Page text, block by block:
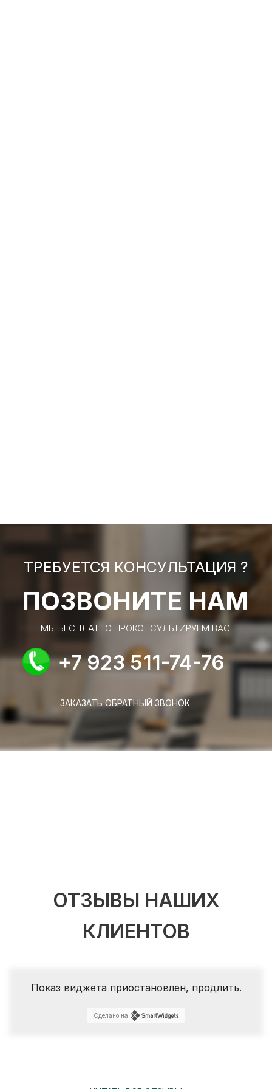
ТРЕБУЕТСЯ КОНСУЛЬТАЦИЯ ?
ПОЗВОНИТЕ НАМ
МЫ БЕСПЛАТНО ПРОКОНСУЛЬТИРУЕМ ВАС
+7 923 511-74-76
ЗАКАЗАТЬ ОБРАТНЫЙ ЗВОНОК
ОТЗЫВЫ НАШИХ
КЛИЕНТОВ
Показ виджета приостановлен, продлить.
Сделано на